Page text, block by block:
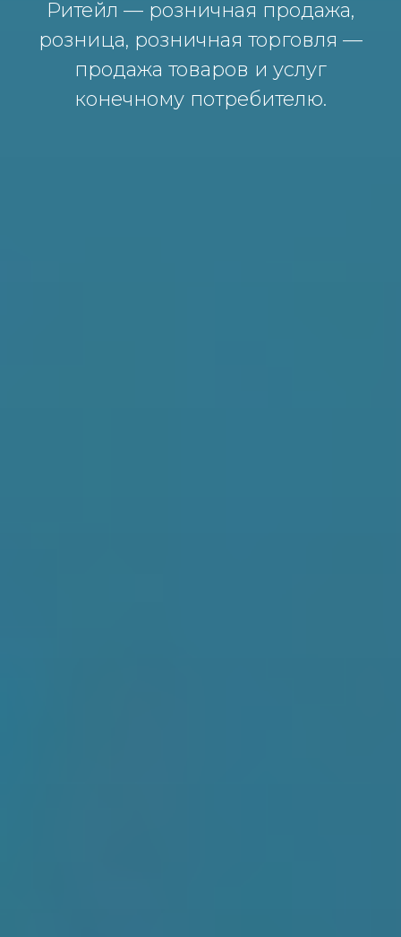
Ритейл — розничная продажа,
розница, розничная торговля —
продажа товаров и услуг
конечному потребителю.